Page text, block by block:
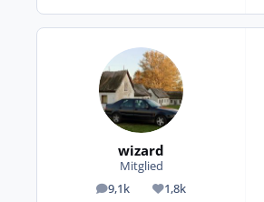
wizard
Mitglied
9,1k
Beiträge 1,8k
Reputation